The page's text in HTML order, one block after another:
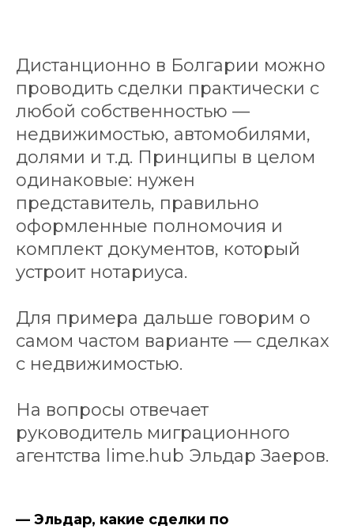
Дистанционно в Болгарии можно
проводить сделки практически с
любой собственностью —
недвижимостью, автомобилями,
долями и т.д. Принципы в целом
одинаковые: нужен
представитель, правильно
оформленные полномочия и
комплект документов, который
устроит нотариуса.
Для примера дальше говорим о
самом частом варианте — сделках
с недвижимостью.
На вопросы отвечает
руководитель миграционного
агентства lime.hub Эльдар Заеров.
— Эльдар, какие сделки по